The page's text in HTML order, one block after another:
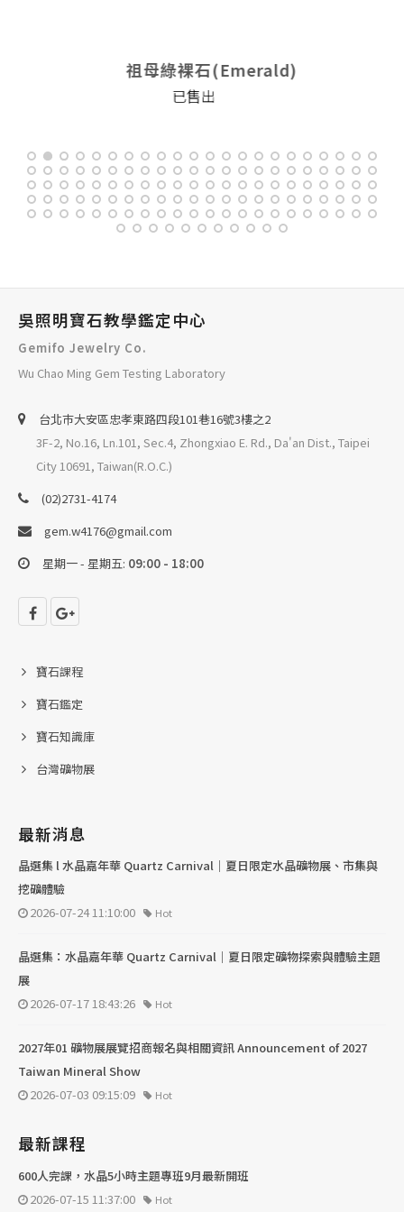
祖母綠裸石
吳照明寶石教學鑑定中心
Gemifo Jewelry Co.
Wu Chao Ming Gem Testing Laboratory
台北巿大安區忠孝東路四段101巷16號3樓之2
3F-2, No.16, Ln.101, Sec.4, Zhongxiao E. Rd., Da'an Dist., Taipei
City 10691, Taiwan(R.O.C.)
(02)2731-4174
gem.w4176@gmail.com
星期一 - 星期五: 09:00 - 18:00
寶石課程
寶石鑑定
寶石知識庫
台灣礦物展
最新消息
晶選集 l 水晶嘉年華 Quartz Carnival｜夏日限定水晶礦物展、市集與
挖礦體驗
2026-07-24 11:10:00
Hot
晶選集：水晶嘉年華 Quartz Carnival｜夏日限定礦物探索與體驗主題
展
2026-07-17 18:43:26
Hot
2027年01 礦物展展覽招商報名與相關資訊 Announcement of 2027
Taiwan Mineral Show
2026-07-03 09:15:09
Hot
最新課程
600人完課，水晶5小時主題專班9月最新開班
2026-07-15 11:37:00
Hot